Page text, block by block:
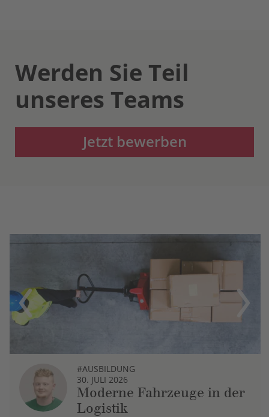
Werden Sie Teil
unseres Teams
Jetzt bewerben
Previous
#AUSBILDUNG
30. JULI 2026
Moderne Fahrzeuge in der
Logistik
Next